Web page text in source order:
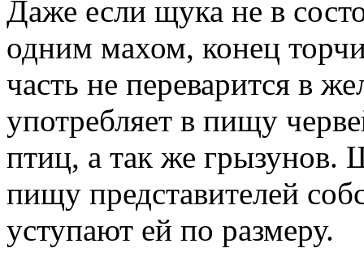
Даже если щука не в
одним махом, конец
часть не переварится в
употребляет в пищу
птиц, а так же грызунов.
пищу представителей
уступают ей по размеру.